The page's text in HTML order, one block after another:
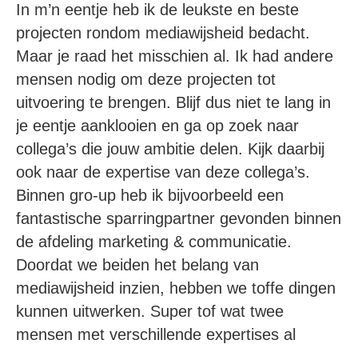
In m’n eentje heb ik de leukste en beste
projecten rondom mediawijsheid bedacht.
Maar je raad het misschien al. Ik had andere
mensen nodig om deze projecten tot
uitvoering te brengen. Blijf dus niet te lang in
je eentje aanklooien en ga op zoek naar
collega’s die jouw ambitie delen. Kijk daarbij
ook naar de expertise van deze collega’s.
Binnen gro-up heb ik bijvoorbeeld een
fantastische sparringpartner gevonden binnen
de afdeling marketing & communicatie.
Doordat we beiden het belang van
mediawijsheid inzien, hebben we toffe dingen
kunnen uitwerken. Super tof wat twee
mensen met verschillende expertises al